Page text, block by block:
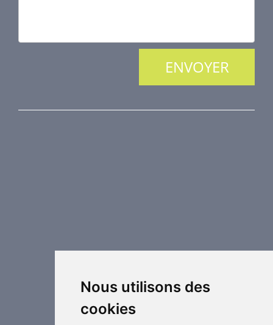
Nous utilisons des
cookies
Centrales de traitement d´air
Applications spéciales